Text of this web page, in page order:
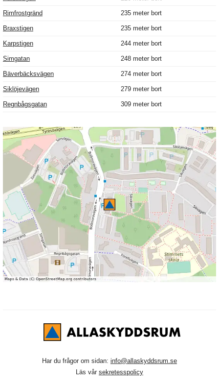
Rimfrostgränd 235 meter bort
Braxstigen 235 meter bort
Karpstigen 244 meter bort
Simgatan 248 meter bort
Bäverbäcksvägen 274 meter bort
Siklöjevägen 279 meter bort
Regnbågsgatan 309 meter bort
Har du frågor om sidan: info@allaskyddsrum.se
Läs vår sekretesspolicy